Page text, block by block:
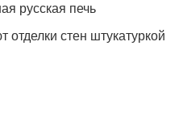
русская печь
стен штукатуркой